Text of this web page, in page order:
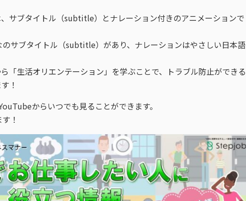
サブタイトル（subtitle）とナレーション付きのアニメーションで
サブタイトル（subtitle）があり、ナレーションはやさしい日本語
「生活オリエンテーション」を学ぶことで、トラブル防止ができる
！
からいつでも見ることができます。
！